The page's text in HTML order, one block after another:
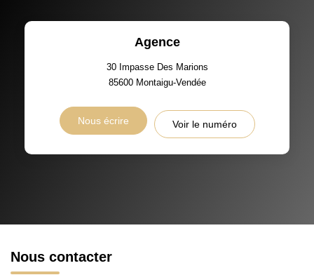
Agence
30 Impasse Des Marions
85600 Montaigu-Vendée
Nous écrire Voir le numéro
Nous contacter